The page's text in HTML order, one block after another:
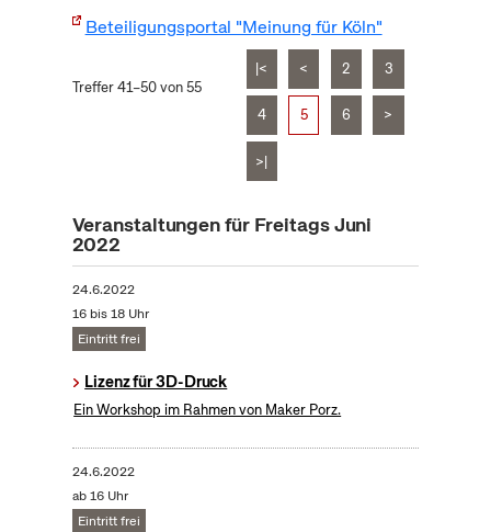
Beteiligungsportal "Meinung für Köln"
Treffer 41–50 von 55
|< < 2 3
4 5 6 >
>|
Veranstaltungen für Freitags Juni
2022
24.6.2022
16 bis 18 Uhr
Eintritt frei
Lizenz für 3D-Druck
Ein Workshop im Rahmen von Maker Porz.
24.6.2022
ab 16 Uhr
Eintritt frei